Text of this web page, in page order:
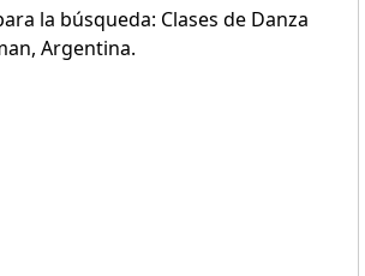
la búsqueda: Clases de Danza
Argentina.